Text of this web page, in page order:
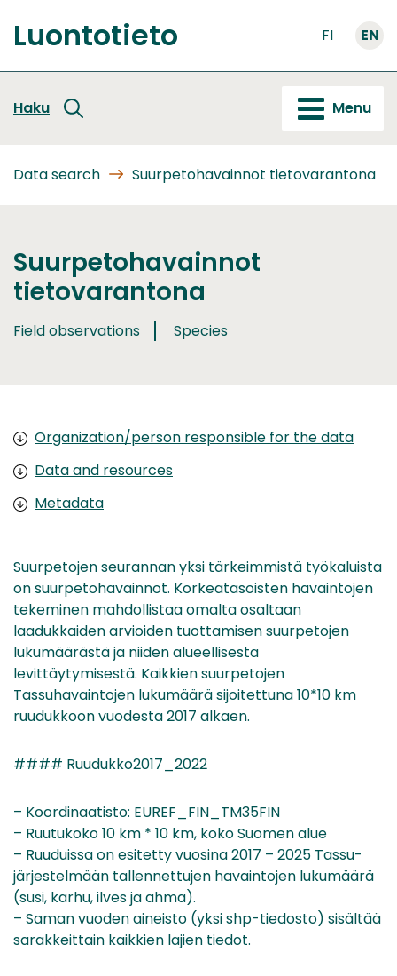
to
content
Front
Luontotieto FI EN
Haku Menu
Data search Suurpetohavainnot tietovarantona
Suurpetohavainnot
tietovarantona
Field observations Species
Organization/person responsible for the data
Data and resources
Metadata
Suurpetojen seurannan yksi tärkeimmistä työkaluista
on suurpetohavainnot. Korkeatasoisten havaintojen
tekeminen mahdollistaa omalta osaltaan
laadukkaiden arvioiden tuottamisen suurpetojen
lukumäärästä ja niiden alueellisesta
levittäytymisestä. Kaikkien suurpetojen
Tassuhavaintojen lukumäärä sijoitettuna 10*10 km
ruudukkoon vuodesta 2017 alkaen.
#### Ruudukko2017_2022
– Koordinaatisto: EUREF_FIN_TM35FIN
– Ruutukoko 10 km * 10 km, koko Suomen alue
– Ruuduissa on esitetty vuosina 2017 – 2025 Tassu-
järjestelmään tallennettujen havaintojen lukumäärä
(susi, karhu, ilves ja ahma).
– Saman vuoden aineisto (yksi shp-tiedosto) sisältää
sarakkeittain kaikkien lajien tiedot.